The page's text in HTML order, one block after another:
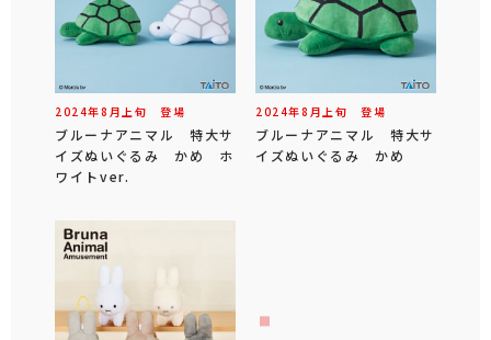
2024年8 月 上旬 登場
ブルーナアニマル 特大サ
イズぬいぐるみ かめ ホ
ワイトver.
2024年8 月 上旬 登場
ブルーナアニマル 特大サ
イズぬいぐるみ かめ